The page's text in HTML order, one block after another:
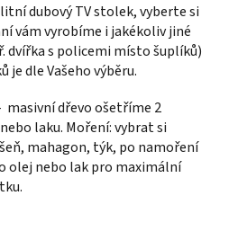
dubový TV stolek, vyberte si
vám vyrobíme i jakékoliv jiné
dvířka s policemi místo šuplíků)
je dle Vašeho výběru.
masivní dřevo ošetříme 2
laku. Moření: vybrat si
mahagon, týk, po namoření
olej nebo lak pro maximální